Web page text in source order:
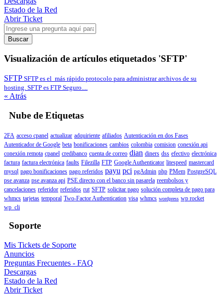
Estado de la Red
Abrir Ticket
Buscar
Visualización de artículos etiquetados 'SFTP'
SFTP SFTP es el más rápido protocolo para administrar archivos de su
hosting. SFTP es FTP Seguro....
« Atrás
Nube de Etiquetas
2FA acceso cpanel actualizar adquiriente afiliados Autenticación en dos Fases
Autenticador de Google beta bonificaciones cambios colombia comision conexión api
conexión remota cpanel credibanco cuenta de correo dian diners dss efectivo electrónica
factura factura electrónica faults Filezilla FTP Google Authenticator litespeed mastercard
mysql pago bonificaciones pago referidos payu pci pgAdmin php PMem PostgreSQL
pse avanza pse avanza api PSE directo con el banco sin pasarela reembolsos y
cancelaciones referidor referidos rut SFTP solicitar pago solución completa de pago para
whmcs tarjetas temporal Two-Factor Authentication visa whmcs wordpress wp rocket
wp_cli
Soporte
Mis Tickets de Soporte
Anuncios
Preguntas Frecuentes - FAQ
Descargas
Estado de la Red
Abrir Ticket